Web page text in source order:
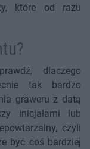
które od razu
dlaczego
tak bardzo
graweru z datą
inicjałami lub
czyli
być coś bardziej